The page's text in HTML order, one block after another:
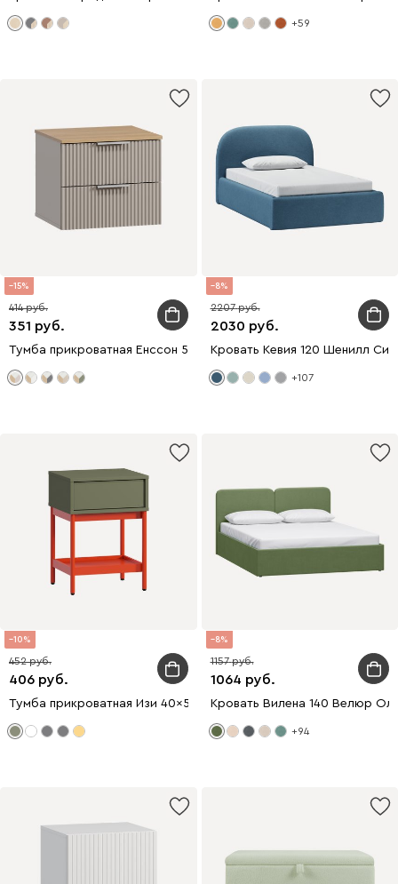
+59
15
351
414
Тумба прикроватная Енссон 50x44 Латте
8
2030
2207
Кровать Кевия 120 Шенилл
+107
10
406
452
Тумба прикроватная Изи 40x56 Оливковый/Оранжевый
8
1064
1157
Кровать Вилена 140 Велюр
+94